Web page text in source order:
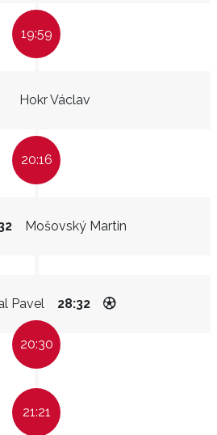
19:59
Hokr Václav
20:16
Mošovský Martin
Pavel 28:32
20:30
21:21